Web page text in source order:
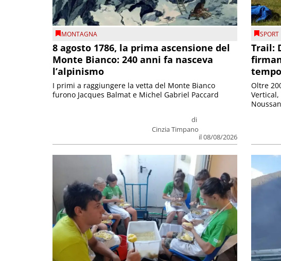
MONTAGNA
8 agosto 1786, la prima ascensione del
Monte Bianco: 240 anni fa nasceva
l’alpinismo
di
Cinzia Timpano
il 08/08/2026
I primi a raggiungere la vetta del Monte Bianco
furono Jacques Balmat e Michel Gabriel Paccard
SPORT
Trail:
Oltre